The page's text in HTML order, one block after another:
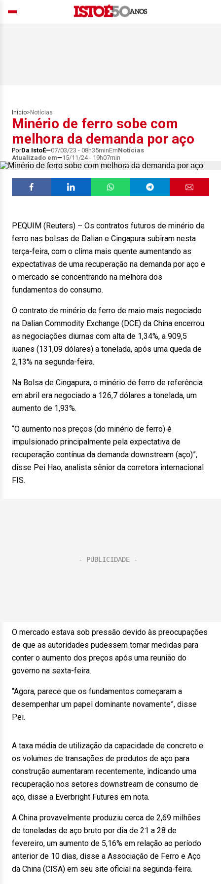
Início> Notícias
Minério de ferro sobe com
melhora da demanda por aço
PorDa IstoÉ 07/03/23 - 08h35minEmNotícias
Atualizado em
15/11/24 - 19h07min
PEQUIM (Reuters) – Os contratos futuros de minério de
ferro nas bolsas de Dalian e Cingapura subiram nesta
terça-feira, com o clima mais quente aumentando as
expectativas de uma recuperação na demanda por aço e
o mercado se concentrando na melhora dos
fundamentos do consumo.
O contrato de minério de ferro de maio mais negociado
na Dalian Commodity Exchange (DCE) da China encerrou
as negociações diurnas com alta de 1,34%, a 909,5
iuanes (131,09 dólares) a tonelada, após uma queda de
2,13% na segunda-feira.
Na Bolsa de Cingapura, o minério de ferro de referência
em abril era negociado a 126,7 dólares a tonelada, um
aumento de 1,93%.
“O aumento nos preços (do minério de ferro) é
impulsionado principalmente pela expectativa de
recuperação contínua da demanda downstream (aço)”,
disse Pei Hao, analista sênior da corretora internacional
FIS.
O mercado estava sob pressão devido às preocupações
de que as autoridades pudessem tomar medidas para
conter o aumento dos preços após uma reunião do
governo na sexta-feira.
“Agora, parece que os fundamentos começaram a
desempenhar um papel dominante novamente”, disse
Pei.
A taxa média de utilização da capacidade de concreto e
os volumes de transações de produtos de aço para
construção aumentaram recentemente, indicando uma
recuperação nos setores downstream de consumo de
aço, disse a Everbright Futures em nota.
A China provavelmente produziu cerca de 2,69 milhões
de toneladas de aço bruto por dia de 21 a 28 de
fevereiro, um aumento de 5,16% em relação ao período
anterior de 10 dias, disse a Associação de Ferro e Aço
da China (CISA) em seu site oficial na segunda-feira.